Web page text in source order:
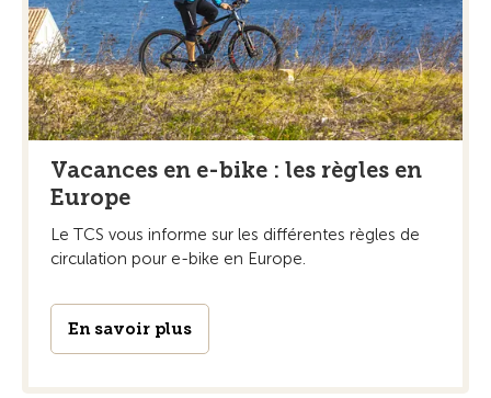
Vacances en e-bike : les règles en
Europe
Le TCS vous informe sur les différentes règles de
circulation pour e-bike en Europe.
En savoir plus